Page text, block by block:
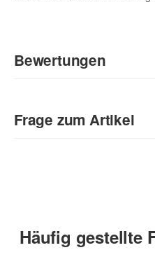
Bewertungen
Sie Anderen bei der
Frage zum Artikel
Häufig gestellte